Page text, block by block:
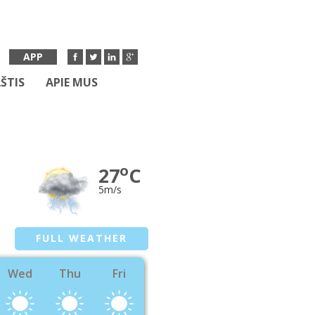
APP
APIE MUS
27oC
5m/s
FULL WEATHER
Wed Thu Fri